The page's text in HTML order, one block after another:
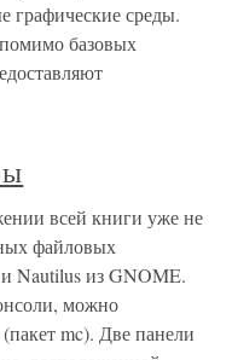
графические среды.
базовых
всей книги уже не
файловых
Nautilus из GNOME.
можно
mc). Две панели